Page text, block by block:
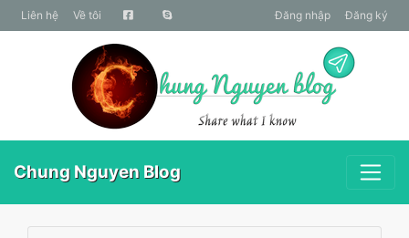
liên hệ Về tôi Đăng nhập Đăng ký
Chung Nguyen Blog